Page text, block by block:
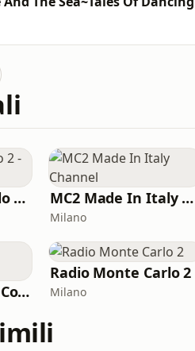
Radio Monte Carlo 2 - Radio Ga Ga MC2 Made In Italy Channel
Milano
MC2 Buddha Bar Collection
Radio Monte Carlo 2
Milano